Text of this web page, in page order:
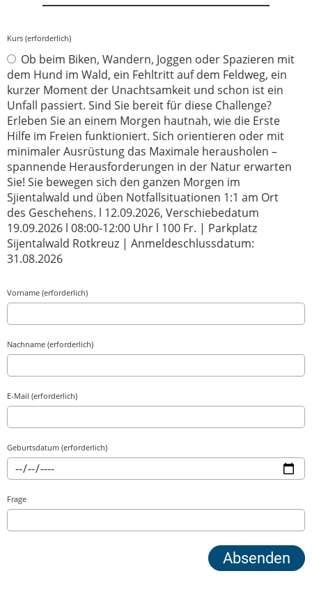
Kurs (erforderlich)
Ob beim Biken, Wandern, Joggen oder Spazieren mit
dem Hund im Wald, ein Fehltritt auf dem Feldweg, ein
kurzer Moment der Unachtsamkeit und schon ist ein
Unfall passiert. Sind Sie bereit für diese Challenge?
Erleben Sie an einem Morgen hautnah, wie die Erste
Hilfe im Freien funktioniert. Sich orientieren oder mit
minimaler Ausrüstung das Maximale herausholen –
spannende Herausforderungen in der Natur erwarten
Sie! Sie bewegen sich den ganzen Morgen im
Sjientalwald und üben Notfallsituationen 1:1 am Ort
des Geschehens. l 12.09.2026, Verschiebedatum
19.09.2026 l 08:00-12:00 Uhr l 100 Fr. | Parkplatz
Sijentalwald Rotkreuz | Anmeldeschlussdatum:
31.08.2026
Vorname (erforderlich)
Nachname (erforderlich)
E-Mail (erforderlich)
Geburtsdatum (erforderlich)
Frage